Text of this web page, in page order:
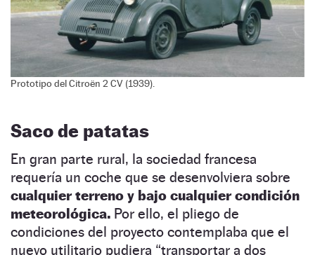
Prototipo del Citroën 2 CV (1939).
Saco de patatas
En gran parte rural, la sociedad francesa
requería un coche que se desenvolviera sobre
cualquier terreno y bajo cualquier condición
meteorológica. Por ello, el pliego de
condiciones del proyecto contemplaba que el
nuevo utilitario pudiera “transportar a dos